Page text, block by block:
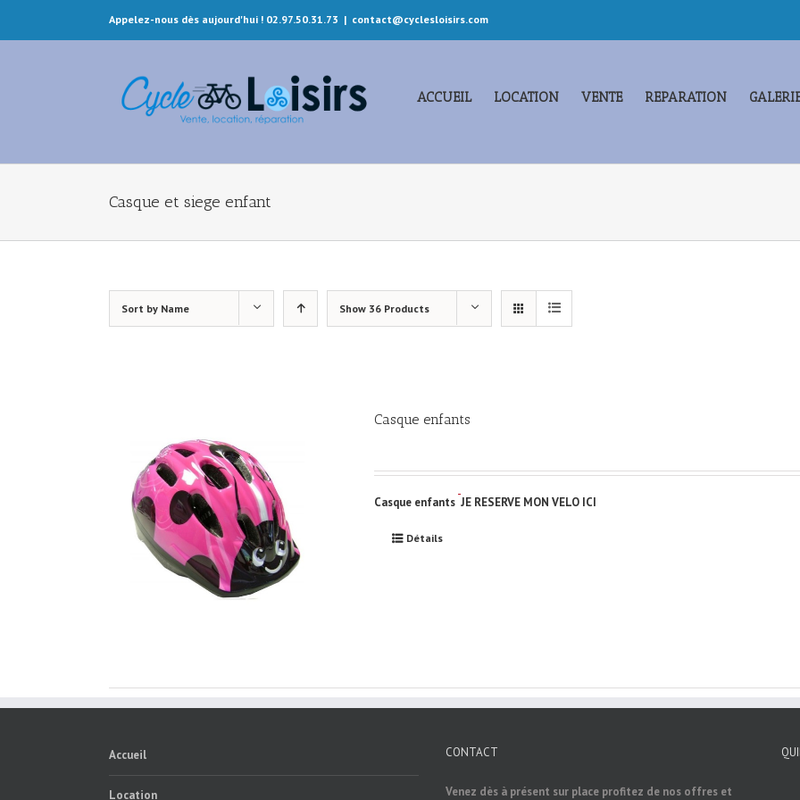
Appelez-nous dès aujourd'hui ! 02.97.50.31.73 | contact@cyclesloisirs.com
ACCUEIL LOCATION VENTE REPARATION
Casque et siege enfant
Sort by Name Show 36 Products
Casque enfants
Casque enfants JE RESERVE MON VELO ICI
Détails
Accueil
Location
CONTACT
Venez dès à présent sur place profitez de nos offres et